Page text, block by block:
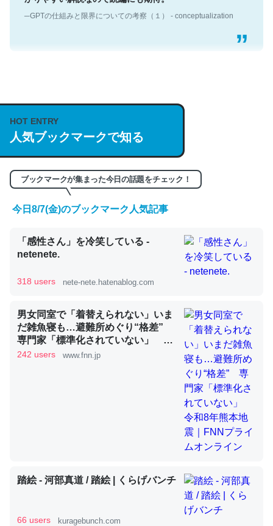
説してる記事が少ないので貴重な良記事。/続編来た
https://isobe324649.hatenablog.com/entry/2023/03/27
/064121
─GPTの仕組みと限界についての考察（１） - conceptualization
くらい。小説でいう「ずっと前の伏線」は回収されないけ
ど、短期記憶というには多い分量。進化すればするほど分
昆虫ってカルシウム少ないのか。知らんかった。調べたら
コオロギのカルシウム分はエビの600分の1程度。
─ニュース :: 【研究発表】昆虫学の大問題＝「昆虫はなぜ海にいな
論文では「淡水はカルシウムも酸素も不足してて両方に不
利だから両方が拮抗してるのでは」とあって面白い。海に
いる鋏角類（カブトガニ・ウミグモ）はカルシウムを使わ
HOT ENTRY
人気ブックマークで知る
ブックマークが集まった今日の話題をチェック！
今日8/7(金)のブックマーク人気記事
「感性さん」を冷笑している -
netenete.
318 users nete-nete.hatenablog.com
男女同室で「着替えられない」いま
だ雑魚寝も…避難所めぐり“格差”
専門家「標準化されていない」 令
和8年熊本地震｜FNNプライムオン
242 users www.fnn.jp
踏絵 - 河部真道 / 踏絵 | くらげバンチ
66 users kuragebunch.com